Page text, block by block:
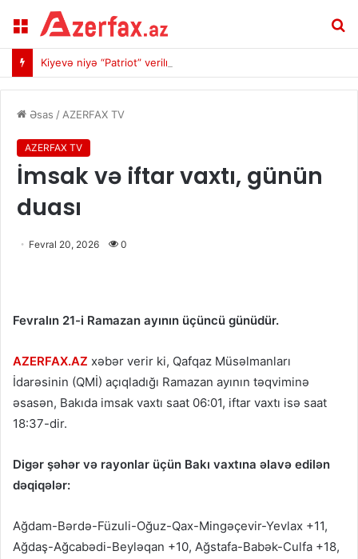
Menu
Əsas /AZERFAX TV
AZERFAX TV
İmsak və iftar vaxtı, günün
duası
Fevral 20, 2026 0
Fevralın 21-i Ramazan ayının üçüncü günüdür.
AZERFAX.AZ xəbər verir ki, Qafqaz Müsəlmanları
İdarəsinin (QMİ) açıqladığı Ramazan ayının təqviminə
əsasən, Bakıda imsak vaxtı saat 06:01, iftar vaxtı isə saat
18:37-dir.
Digər şəhər və rayonlar üçün Bakı vaxtına əlavə edilən
dəqiqələr:
Ağdam-Bərdə-Füzuli-Oğuz-Qax-Mingəçevir-Yevlax +11,
Ağdaş-Ağcabədi-Beyləqan +10, Ağstafa-Babək-Culfa +18,